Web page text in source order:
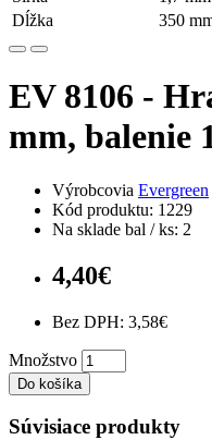
Dĺžka
350
EV 8106 -
mm, balenie
Výrobcovia Evergreen
Kód produktu: 1229
Na sklade bal / ks: 2
4,40€
Bez DPH: 3,58€
Množstvo
Do košíka
Súvisiace produkty